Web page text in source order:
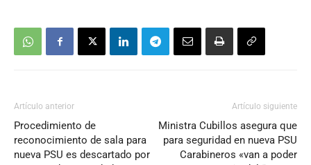
Artículo anterior
Procedimiento de
reconocimiento de sala para
nueva PSU es descartado por
Artículo siguiente
Ministra Cubillos asegura que
para seguridad en nueva PSU
Carabineros «van a poder